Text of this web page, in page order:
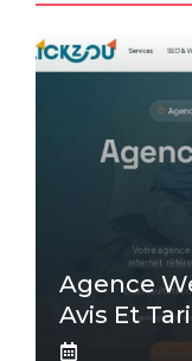
Agence
Avis Et